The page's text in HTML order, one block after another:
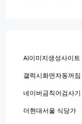
AI이미지생성사이트
갤럭시화면자동꺼짐
네이버금칙어검사기
더현대서울 식당가